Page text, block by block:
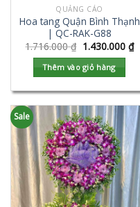
QUẢNG CÁO
Hoa tang Quận Bình Thạnh
| QC-RAK-G88
1.716.000₫ 1.430.000 ₫
Thêm vào giỏ hàng
Sale